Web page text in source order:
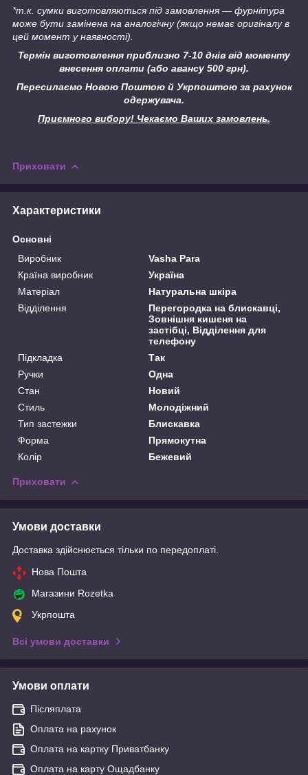
*т.к. сумки виготовляються під замовлення — фурнітура
може бути замінена на аналогічну(якщо немає оригіналу в
цей момент у наявності).
Термін виготовлення приблизно 7-10 днів від моменту
внесення оплати (або авансу 500 грн).
Пересилаємо Новою Поштою й Укрпоштою за рахунок
одержувача.
Приємного вибору! Чекаємо Ваших замовлень.
Приховати
Характеристики
Основні
Виробник
Vasha Para
Країна виробник
Україна
Матеріал
Натуральна шкіра
Відділення
Перегородка на блискавці,
Зовнішня кишеня на
застібці, Відділення для
телефону
Підкладка
Так
Ручки
Одна
Стан
Новий
Стиль
Молодіжний
Тип застежки
Блискавка
Форма
Прямокутна
Колір
Бежевий
Приховати
Умови доставки
Доставка здійснюється тільки по передоплаті.
Нова Пошта
Магазини Rozetka
Укрпошта
Всі умови доставки
Умови оплати
Післяплата
Оплата на рахунок
Оплата на картку Приватбанку
Оплата на карту Ощадбанку